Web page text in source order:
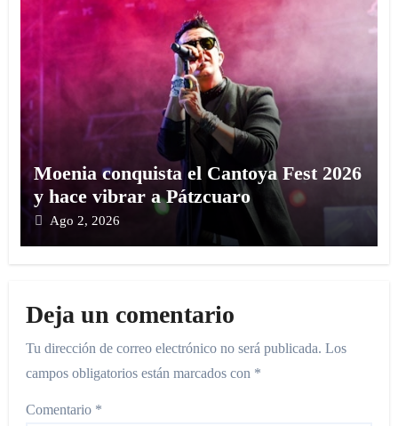
Moenia conquista el Cantoya Fest 2026
y hace vibrar a Pátzcuaro
Ago 2, 2026
Deja un comentario
Tu dirección de correo electrónico no será publicada. Los
campos obligatorios están marcados con *
Comentario *